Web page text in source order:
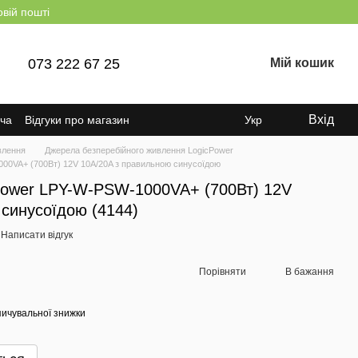
пошті
073 222 67 25 Мій кошик
Відгуки про магазин Укр Вхід
Джерела безперебійного живлення LogicPower
(700Вт) 12V 10A/20A з правильною синусоїдою
LPY-W-PSW-1000VA+ (700Вт) 12V
(4144)
Написати відгук
Порівняти В бажання
знижки